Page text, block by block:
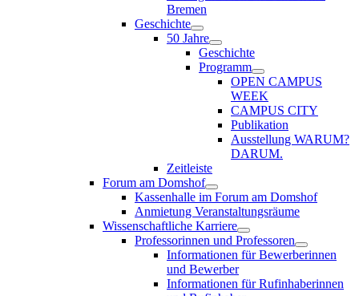
Bremen
Geschichte
50 Jahre
Geschichte
Programm
OPEN CAMPUS
WEEK
CAMPUS CITY
Publikation
Ausstellung WARUM?
DARUM.
Zeitleiste
Forum am Domshof
Kassenhalle im Forum am Domshof
Anmietung Veranstaltungsräume
Wissenschaftliche Karriere
Professorinnen und Professoren
Informationen für Bewerberinnen
und Bewerber
Informationen für Rufinhaberinnen